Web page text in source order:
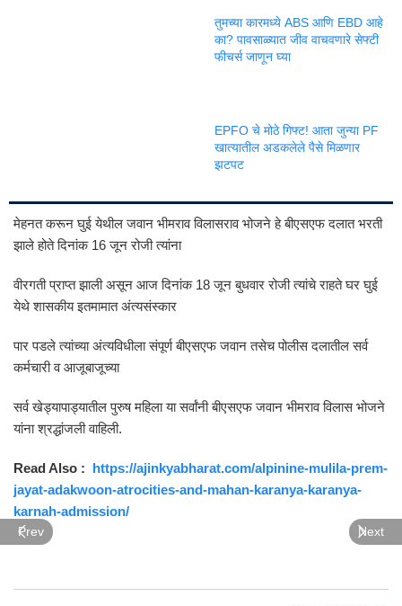
तुमच्या कारमध्ये ABS आणि EBD आहे
का? पावसाळ्यात जीव वाचवणारे सेफ्टी
फीचर्स जाणून घ्या
EPFO चे मोठे गिफ्ट! आता जुन्या PF
खात्यातील अडकलेले पैसे मिळणार
झटपट
मेहनत करून घुई येथील जवान भीमराव विलासराव भोजने हे बीएसएफ दलात भरती
झाले होते दिनांक 16 जून रोजी त्यांना
वीरगती प्राप्त झाली असून आज दिनांक 18 जून बुधवार रोजी त्यांचे राहते घर घुई
येथे शासकीय इतमामात अंत्यसंस्कार
पार पडले त्यांच्या अंत्यविधीला संपूर्ण बीएसएफ जवान तसेच पोलीस दलातील सर्व
कर्मचारी व आजूबाजूच्या
सर्व खेड्यापाड्यातील पुरुष महिला या सर्वांनी बीएसएफ जवान भीमराव विलास भोजने
यांना श्रद्धांजली वाहिली.
Read Also : https://ajinkyabharat.com/alpinine-mulila-prem-
jayat-adakwoon-atrocities-and-mahan-karanya-karanya-
karnah-admission/
Prev Next